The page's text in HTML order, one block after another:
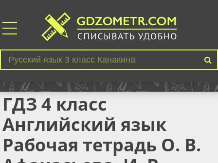
ГДЗ 4 класс
Английский язык
Рабочая тетрадь О. В.